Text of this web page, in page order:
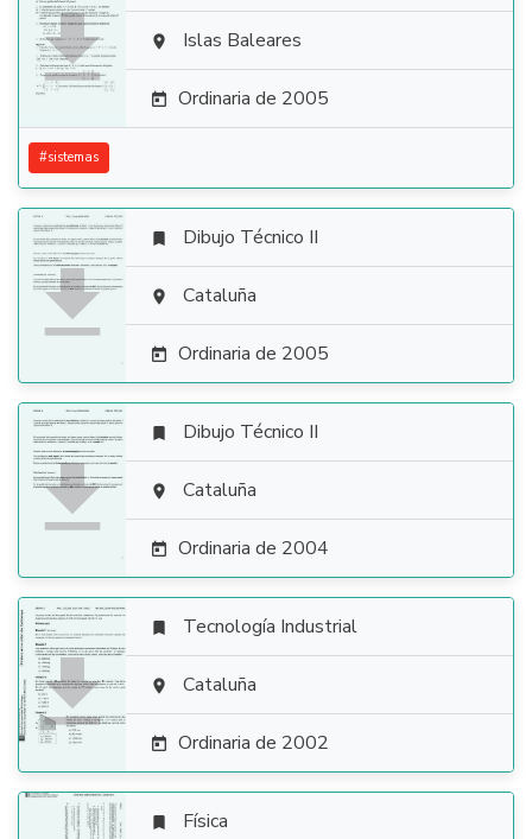
  Islas Baleares
 Ordinaria de 2005
#sistemas

 Dibujo Técnico II
 Cataluña
 Ordinaria de 2005

 Dibujo Técnico II
 Cataluña
 Ordinaria de 2004

 Tecnología Industrial
 Cataluña
 Ordinaria de 2002
 Física